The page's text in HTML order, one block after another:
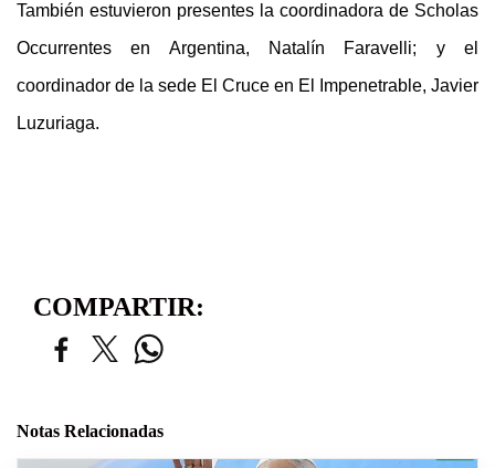
También estuvieron presentes la coordinadora de Scholas
Occurrentes en Argentina, Natalín Faravelli; y el
coordinador de la sede El Cruce en El Impenetrable, Javier
Luzuriaga.
COMPARTIR:
Notas Relacionadas